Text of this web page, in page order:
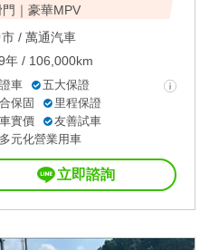
門｜豪華MPV
/ 萬通汽車
年 / 106,000km
車
五大保證
保固
里程保證
實價
友善試車
元化營業用車
立即諮詢